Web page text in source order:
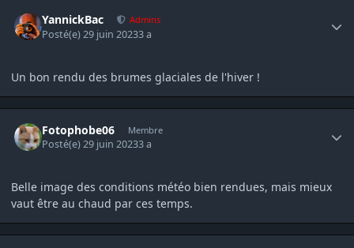
YannickBac Admins
Posté(e)29 juin 20233 a
Un bon rendu des brumes glaciales de l'hiver !
Fotophobe06 Membre
Posté(e)29 juin 20233 a
Belle image des conditions météo bien rendues, mais mieux
vaut être au chaud par ces temps.